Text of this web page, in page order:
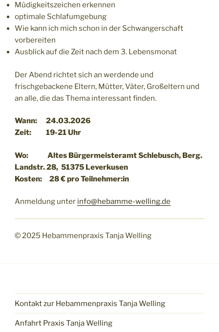
Müdigkeitszeichen erkennen
optimale Schlafumgebung
Wie kann ich mich schon in der Schwangerschaft
vorbereiten
Ausblick auf die Zeit nach dem 3. Lebensmonat
Der Abend richtet sich an werdende und
frischgebackene Eltern, Mütter, Väter, Großeltern und
an alle, die das Thema interessant finden.
Wann: 24.03.2026
Zeit: 19-21 Uhr
Wo: Altes Bürgermeisteramt Schlebusch, Berg.
Landstr. 28, 51375 Leverkusen
Kosten: 28 € pro Teilnehmer:in
Anmeldung unter info@hebamme-welling.de
© 2025 Hebammenpraxis Tanja Welling
Kontakt zur Hebammenpraxis Tanja Welling
Anfahrt Praxis Tanja Welling